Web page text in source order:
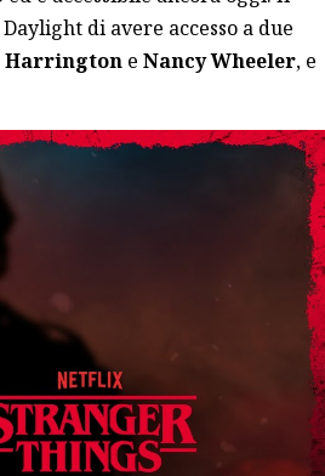
di avere accesso a due
Harringtone Nancy Wheeler, e